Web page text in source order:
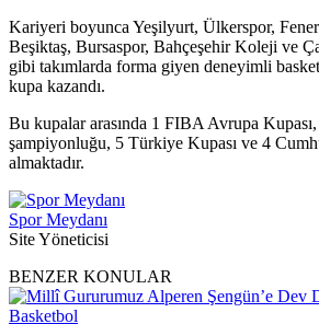
Kariyeri boyunca Yeşilyurt, Ülkerspor,
Beşiktaş, Bursaspor, Bahçeşehir Koleji ve
gibi takımlarda forma giyen deneyimli
kupa kazandı.
Bu kupalar arasında 1 FIBA Avrupa
şampiyonluğu, 5 Türkiye Kupası ve 4
almaktadır.
Spor Meydanı
Site Yöneticisi
BENZER KONULAR
Basketbol